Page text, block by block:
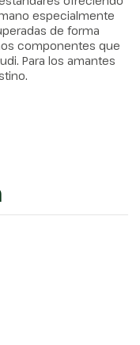
especialmente
de forma
componentes que
Para los amantes